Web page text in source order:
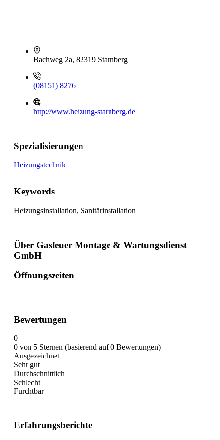
Bachweg 2a, 82319 Starnberg
(08151) 8276
http://www.heizung-starnberg.de
Spezialisierungen
Heizungstechnik
Keywords
Heizungsinstallation, Sanitärinstallation
Über Gasfeuer Montage & Wartungsdienst
GmbH
Öffnungszeiten
Bewertungen
0
0 von 5 Sternen (basierend auf 0 Bewertungen)
Ausgezeichnet
Sehr gut
Durchschnittlich
Schlecht
Furchtbar
Erfahrungsberichte